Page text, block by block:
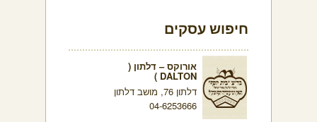
חיפוש עסקים
אורוקס – דלתון (
DALTON )
דלתון 76, מושב דלתון
04-6253666